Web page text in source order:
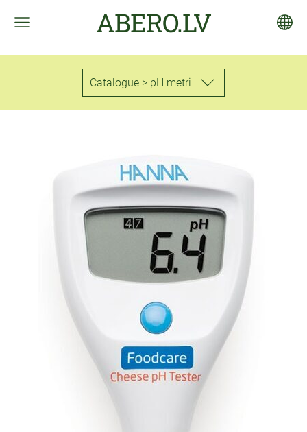
ABERO.LV
Catalogue > pH metri